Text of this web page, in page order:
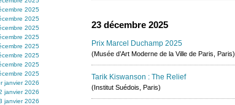
2025
2025
2025
2025
2025
2025
2025
2025
janvier 2026
janvier 2026
janvier 2026
23 décembre 2025
Prix Marcel Duchamp 2025
(Musée d’Art Moderne de la Ville de Paris, Paris)
Tarik Kiswanson : The Relief
(Institut Suédois, Paris)